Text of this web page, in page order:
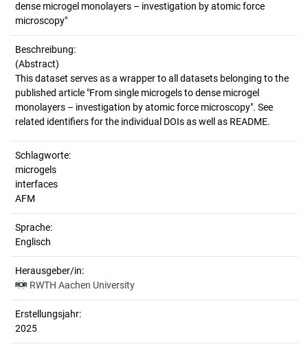
dense microgel monolayers – investigation by atomic force
microscopy"
Beschreibung:
(Abstract)
This dataset serves as a wrapper to all datasets belonging to the
published article "From single microgels to dense microgel
monolayers – investigation by atomic force microscopy". See
Schlagworte:
microgels
interfaces
AFM
Sprache:
Englisch
Herausgeber/in:
RWTH Aachen University
Erstellungsjahr:
2025